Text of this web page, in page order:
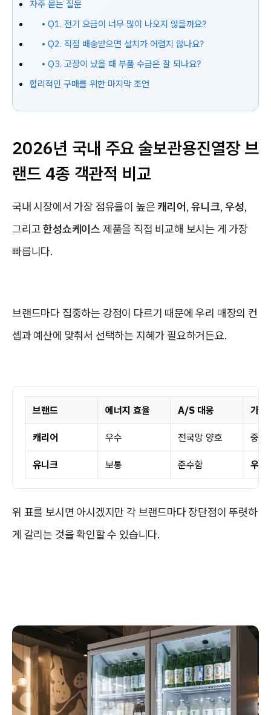
자주 묻는 질문
• Q1. 전기 요금이 너무 많이 나오지 않을까요?
• Q2. 직접 배송받으면 설치가 어렵지 않나요?
• Q3. 고장이 났을 때 부품 수급은 잘 되나요?
합리적인 구매를 위한 마지막 조언
2026년 국내 주요 술보관용진열장 브
랜드 4종 객관적 비교
국내 시장에서 가장 점유율이 높은 캐리어,유니크,우성,
그리고한성쇼케이스 제품을 직접 비교해 보시는 게 가장
빠릅니다.
브랜드마다 집중하는 강점이 다르기 때문에 우리 매장의 컨
셉과 예산에 맞춰서 선택하는 지혜가 필요하거든요.
브랜드 에너지 효율 A/S 대응 가성
캐리어 우수 전국망 양호 중간
유니크 보통 준수함 우성
위 표를 보시면 아시겠지만 각 브랜드마다 장단점이 뚜렷하
게 갈리는 것을 확인할 수 있습니다.